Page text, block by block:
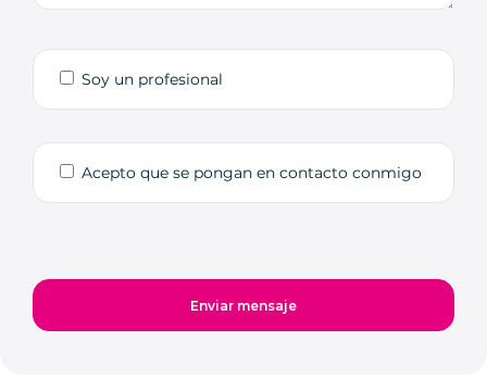
Soy un profesional
Acepto que se pongan en contacto conmigo